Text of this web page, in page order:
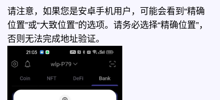
请注意，如果您是安卓手机用户，可能会看到“精确
位置”或“大致位置”的选项。请务必选择“精确位置”，
否则无法完成地址验证。